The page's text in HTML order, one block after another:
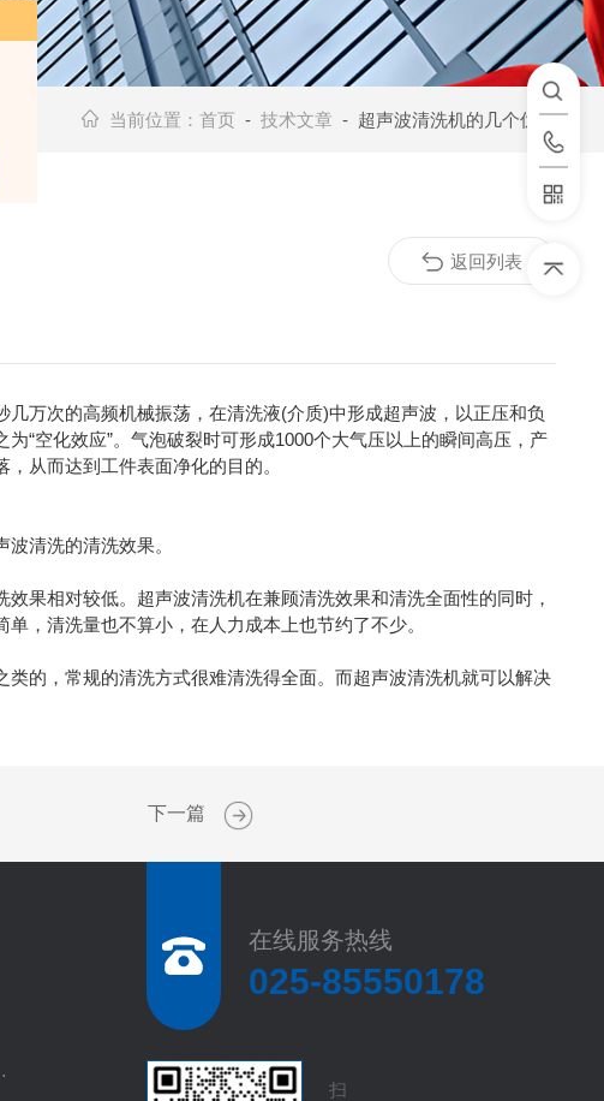
当前位置： 首页 - 技术文章 - 超声波清洗机的几个优点
万次的高频机械振荡，在清洗液(介质)中形成超声波，以正压和负
“空化效应”。气泡破裂时可形成1000个大气压以上的瞬间高压，产
从而达到工件表面净化的目的。
清洗的清洗效果。
果相对较低。超声波清洗机在兼顾清洗效果和清洗全面性的同时，
，清洗量也不算小，在人力成本上也节约了不少。
的，常规的清洗方式很难清洗得全面。而超声波清洗机就可以解决
返回列表
下一篇
碎仪
在线服务热线
025-85550178
扫